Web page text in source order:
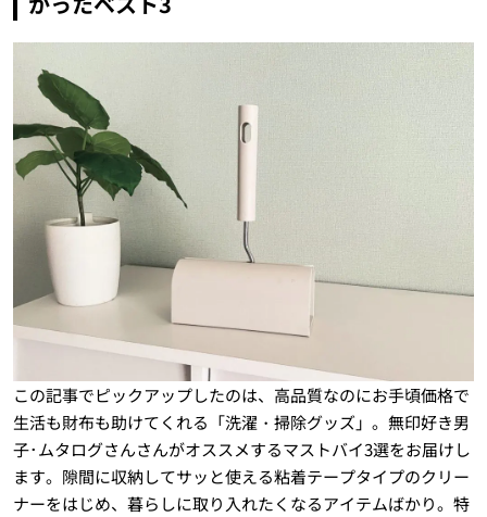
この記事でピックアップしたのは、高品質なのにお手頃価格で
生活も財布も助けてくれる「洗濯・掃除グッズ」。無印好き男
子･ムタログさんさんがオススメするマストバイ3選をお届けし
ます。隙間に収納してサッと使える粘着テープタイプのクリー
ナーをはじめ、暮らしに取り入れたくなるアイテムばかり。特